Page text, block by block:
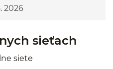
2026
sieťach
siete